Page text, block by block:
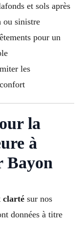
et sols après
ou sinistre
pour un
les
la
à
Bayon
clarté sur nos
données à titre